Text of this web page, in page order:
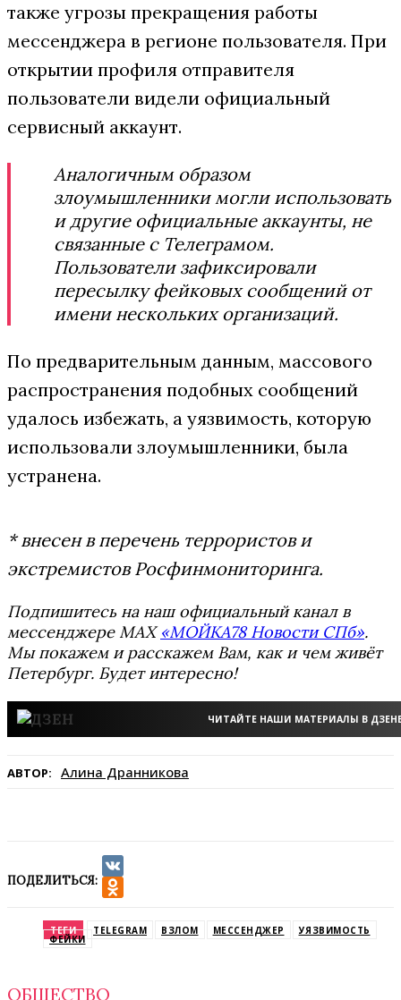
также угрозы прекращения работы
мессенджера в регионе пользователя. При
открытии профиля отправителя
пользователи видели официальный
сервисный аккаунт.
Аналогичным образом
злоумышленники могли использовать
и другие официальные аккаунты, не
связанные с Телеграмом.
Пользователи зафиксировали
пересылку фейковых сообщений от
имени нескольких организаций.
По предварительным данным, массового
распространения подобных сообщений
удалось избежать, а уязвимость, которую
использовали злоумышленники, была
устранена.
* внесен в перечень террористов и
экстремистов Росфинмониторинга.
Подпишитесь на наш официальный канал в
мессенджере MAX«МОЙКА78 Новости СПб».
Мы покажем и расскажем Вам, как и чем живёт
Петербург. Будет интересно!
ЧИТАЙТЕ НАШИ МАТЕРИАЛЫ В
АВТОР: Алина Дранникова
ПОДЕЛИТЬСЯ:
VK
ТЕГИ TELEGRAM ВЗЛОМ МЕССЕНДЖЕР УЯЗВИМОСТЬ
ФЕЙКИ
ОБЩЕСТВО